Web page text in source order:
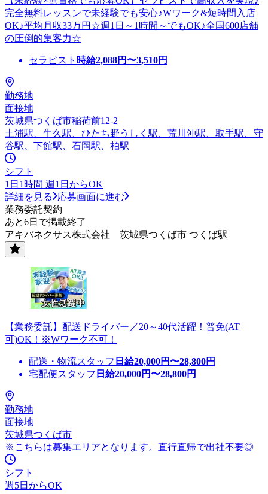
完全無料レッスンで未経験でも安心♪Wワーク&短時間入店
OK♪平均月収33万円☆週1日～1時間～でもOK♪全国600店舗
の圧倒的集客力☆
セラピスト 時給2,088円〜3,510円
勤務地
面接地
茨城県つくば市稲荷前12-2
土浦駅、牛久駅、ひたち野うしく駅、荒川沖駅、取手駅、守
谷駅、下館駅、石岡駅、柏駅
シフト
1日1時間 週1日からOK
詳細を見る
応募画面に進む
業務委託契約
あと6日で掲載終了
アキバネクサス株式会社 茨城県つくば市 つくば駅
【業務委託】配送ドライバー／20～40代活躍！普免(AT
可)OK！※Wワーク不可！
配送・物流スタッフ 日給20,000円〜28,800円
宅配便スタッフ 日給20,000円〜28,800円
勤務地
面接地
茨城県つくば市
※こちらは募集エリアとなります。直行直帰で出社不要◎
シフト
週5日からOK